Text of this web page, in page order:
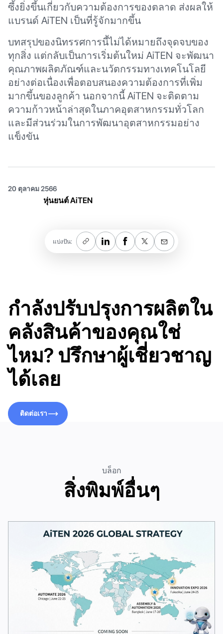
ซึ้งยิ่งขึ้นเกี่ยวกับความต้องการของตลาด ส่งผลให้
แบรนด์ AiTEN เป็นที่รู้จักมากขึ้น
บทสรุปของนิทรรศการนี้ไม่ได้หมายถึงจุดจบของ
ทุกสิ่ง แต่กลับเป็นการเริ่มต้นใหม่ AiTEN จะพัฒนา
คุณภาพผลิตภัณฑ์และนวัตกรรมทางเทคโนโลยี
อย่างต่อเนื่องเพื่อตอบสนองความต้องการที่เพิ่ม
มากขึ้นของลูกค้า นอกจากนี้ AiTEN จะติดตาม
ความก้าวหน้าล่าสุดในภาคอุตสาหกรรมทั่วโลก
และมีส่วนร่วมในการพัฒนาอุตสาหกรรมอย่าง
แข็งขัน
20 ตุลาคม 2566
หุ่นยนต์ AiTEN
แบ่งปัน:
กำลังปรับปรุงการผลิตใน
คลังสินค้าของคุณใช่
ไหม? ปรึกษาผู้เชี่ยวชาญ
ได้เลย
ติดต่อเรา
บล็อก
สิ่งพิมพ์อื่นๆ